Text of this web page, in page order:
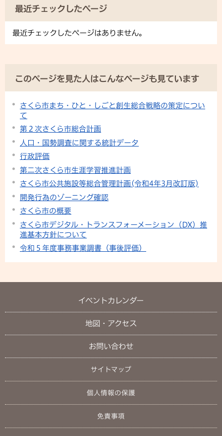
最近チェックしたページ
最近チェックしたページはありません。
このページを見た人はこんなページも見ています
さくら市まち・ひと・しごと創生総合戦略の策定につい
て
第２次さくら市総合計画
人口・国勢調査に関する統計データ
行政評価
第二次さくら市生涯学習推進計画
さくら市公共施設等総合管理計画(令和4年3月改訂版)
開発行為のゾーニング確認
さくら市の概要
さくら市デジタル・トランスフォーメーション（DX）推
進基本方針について
令和５年度事務事業調書（事後評価）
イベントカレンダー
地図・アクセス
お問い合わせ
サイトマップ
個人情報の保護
免責事項